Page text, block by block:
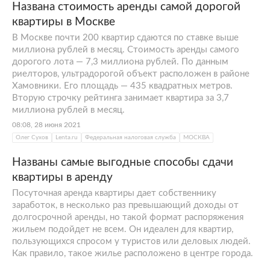
Названа стоимость аренды самой дорогой
квартиры в Москве
В Москве почти 200 квартир сдаются по ставке выше
миллиона рублей в месяц. Стоимость аренды самого
дорогого лота — 7,3 миллиона рублей. По данным
риелторов, ультрадорогой объект расположен в районе
Хамовники. Его площадь — 435 квадратных метров.
Вторую строчку рейтинга занимает квартира за 3,7
миллиона рублей в месяц.
08:08, 28 июня 2021
Олег Сухов Lenta.ru Федеральная налоговая служба МОСКВА
Названы самые выгодные способы сдачи
квартиры в аренду
Посуточная аренда квартиры дает собственнику
заработок, в несколько раз превышающий доходы от
долгосрочной аренды, но такой формат распоряжения
жильем подойдет не всем. Он идеален для квартир,
пользующихся спросом у туристов или деловых людей.
Как правило, такое жилье расположено в центре города.